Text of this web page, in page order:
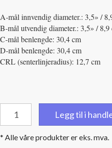
A-mål innvendig diameter.: 3,5» /
B-mål utvendig diameter.: 3,5» / 8,9
C-mål benlengde: 30,4 cm
D-mål benlengde: 30,4 cm
CRL (senterlinjeradius): 12,7 cm
Legg til i
* Alle våre produkter er eks. mva.